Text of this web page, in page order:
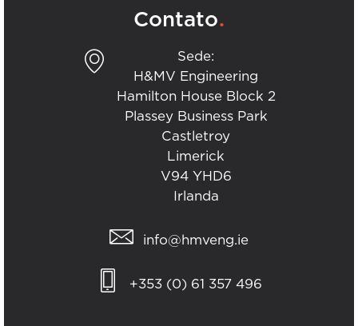
Contato.
Sede:
H&MV Engineering
Hamilton House Block 2
Plassey Business Park
Castletroy
Limerick
V94 YHD6
Irlanda
info@hmveng.ie
+353 (0) 61 357 496